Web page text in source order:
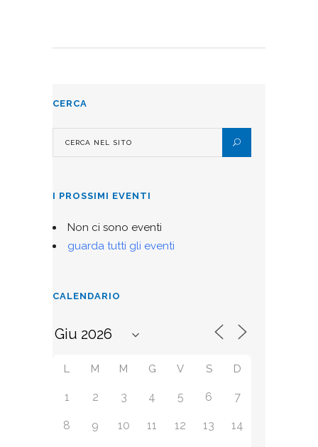
CERCA
I PROSSIMI EVENTI
Non ci sono eventi
guarda tutti gli eventi
CALENDARIO
L M M G V S D
1 2 3 4 5 6 7
8 9 10 11 12 13 14